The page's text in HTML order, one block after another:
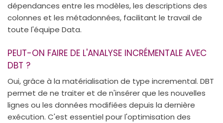
dépendances entre les modèles, les descriptions des
colonnes et les métadonnées, facilitant le travail de
toute l'équipe Data.
PEUT-ON FAIRE DE L'ANALYSE INCRÉMENTALE AVEC
DBT ?
Oui, grâce à la matérialisation de type incremental. DBT
permet de ne traiter et de n'insérer que les nouvelles
lignes ou les données modifiées depuis la dernière
exécution. C'est essentiel pour l'optimisation des